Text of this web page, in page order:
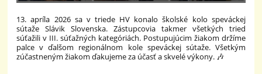
13. apríla 2026 sa v triede HV konalo školské kolo speváckej
sútaže Slávik Slovenska. Zástupcovia takmer všetkých tried
súťažili v III. súťažných kategóriách. Postupujúcim žiakom držíme
palce v ďalšom regionálnom kole speváckej sútaže. Všetkým
zúčastneným žiakom ďakujeme za účasť a skvelé výkony. 🎶